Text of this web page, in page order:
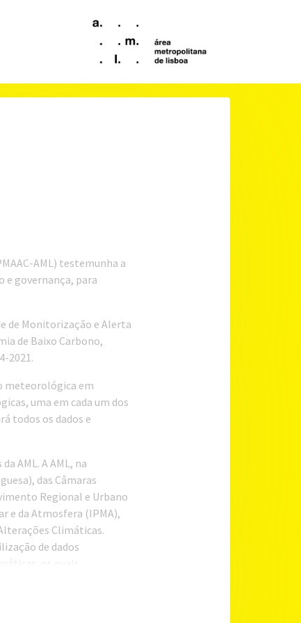
AML) testemunha a
e governança, para
de Monitorização e Alerta
de Baixo Carbono,
2021.
meteorológica em
uma em cada um dos
todos os dados e
AML. A AML, na
das Câmaras
Regional e Urbano
e da Atmosfera (IPMA),
Climáticas.
de dados
os quais,
será desenvolvido ao